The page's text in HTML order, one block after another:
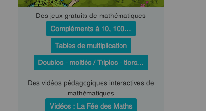
Des jeux gratuits de mathématiques
Compléments à 10, 100…
Tables de multiplication
Doubles - moitiés / Triples - tiers…
Des vidéos pédagogiques interactives de
mathématiques
Vidéos : La Fée des Maths